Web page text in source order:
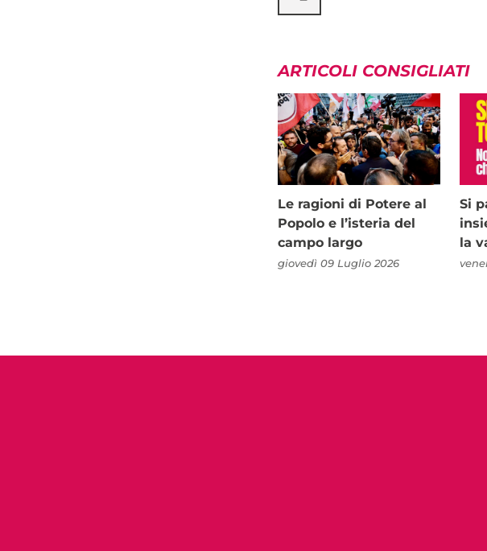
ARTICOLI CONSIGLIATI
Le ragioni di Potere al
Popolo e l’isteria del
campo largo
giovedì 09 Luglio 2026
Si
la